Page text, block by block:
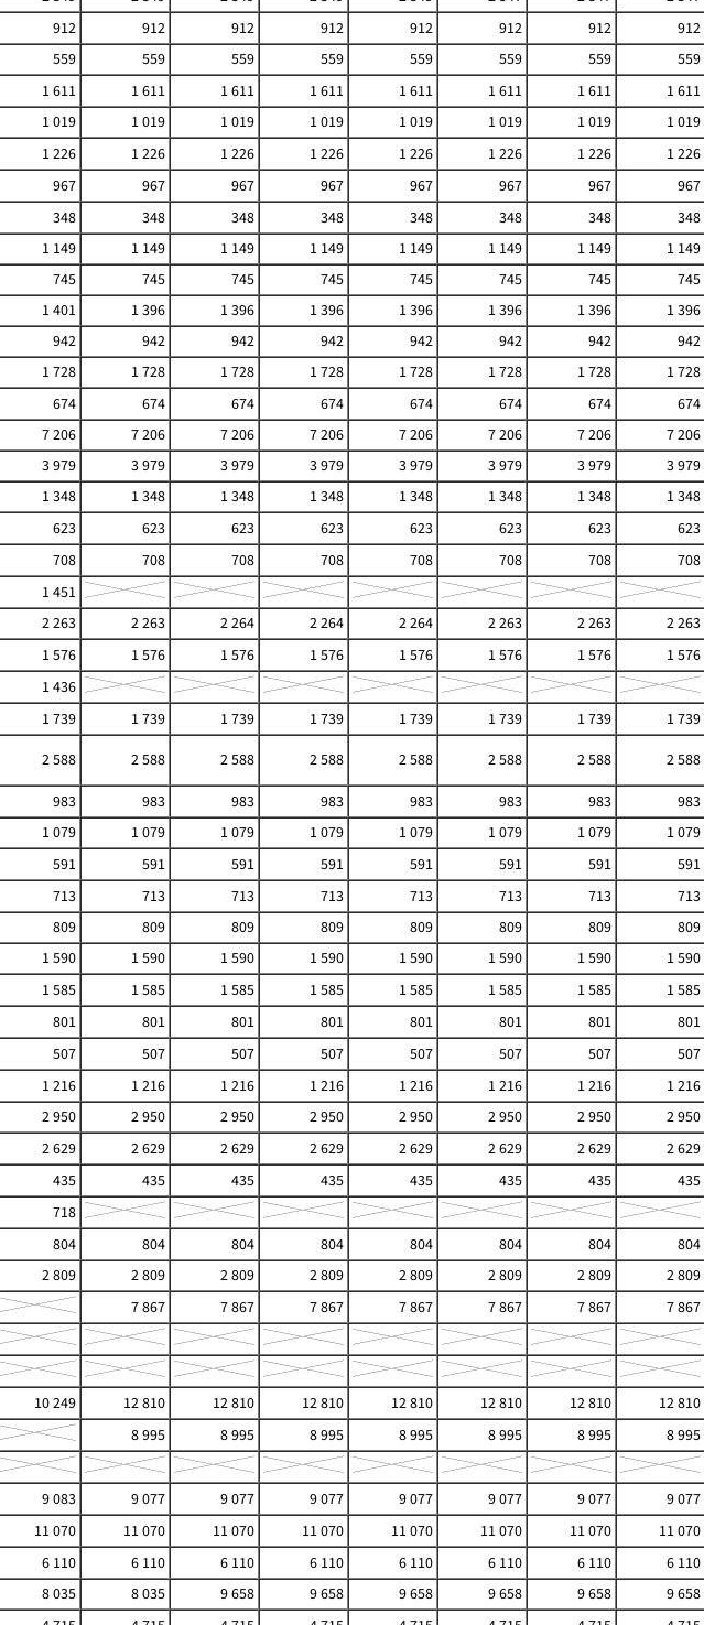
912 912 912 912 912 912 912
912
559 559 559 559 559 559 559
559
1 611 1 611 1 611 1 611 1 611 1 611 1 611
1 611
1 019 1 019 1 019 1 019 1 019 1 019 1 019
1 019
1 226 1 226 1 226 1 226 1 226 1 226 1 226
1 226
967 967 967 967 967 967 967
967
348 348 348 348 348 348 348
348
1 149 1 149 1 149 1 149 1 149 1 149 1 149
1 149
745 745 745 745 745 745 745
745
1 401 1 396 1 396 1 396 1 396 1 396 1 396
1 396
942 942 942 942 942 942 942
942
1 728 1 728 1 728 1 728 1 728 1 728 1 728
1 728
674 674 674 674 674 674 674
674
7 206 7 206 7 206 7 206 7 206 7 206 7 206
7 206
3 979 3 979 3 979 3 979 3 979 3 979 3 979
3 979
1 348 1 348 1 348 1 348 1 348 1 348 1 348
1 348
623 623 623 623 623 623 623
623
708 708 708 708 708 708 708
708
1 451
2 263 2 263 2 264 2 264 2 264 2 263 2 263
2 263
1 576 1 576 1 576 1 576 1 576 1 576 1 576
1 576
1 436
1 739 1 739 1 739 1 739 1 739 1 739 1 739
1 739
2 588 2 588 2 588 2 588 2 588 2 588 2 588
2 588
983 983 983 983 983 983 983
983
1 079 1 079 1 079 1 079 1 079 1 079 1 079
1 079
591 591 591 591 591 591 591
591
713 713 713 713 713 713 713
713
809 809 809 809 809 809 809
809
1 590 1 590 1 590 1 590 1 590 1 590 1 590
1 590
1 585 1 585 1 585 1 585 1 585 1 585 1 585
1 585
801 801 801 801 801 801 801
801
507 507 507 507 507 507 507
507
1 216 1 216 1 216 1 216 1 216 1 216 1 216
1 216
2 950 2 950 2 950 2 950 2 950 2 950 2 950
2 950
2 629 2 629 2 629 2 629 2 629 2 629 2 629
2 629
435 435 435 435 435 435 435
435
718
804 804 804 804 804 804 804
804
2 809 2 809 2 809 2 809 2 809 2 809 2 809
2 809
7 867 7 867 7 867 7 867 7 867 7 867
7 867
10 249 12 810 12 810 12 810 12 810 12 810 12 810
12 810
8 995 8 995 8 995 8 995 8 995 8 995
8 995
9 083 9 077 9 077 9 077 9 077 9 077 9 077
9 077
11 070 11 070 11 070 11 070 11 070 11 070 11 070
11 070
6 110 6 110 6 110 6 110 6 110 6 110 6 110
6 110
8 035 8 035 9 658 9 658 9 658 9 658 9 658
9 658